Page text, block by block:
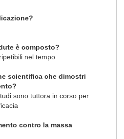
è composto?
nel tempo
scientifica che dimostri
sono tuttora in corso per
contro la massa